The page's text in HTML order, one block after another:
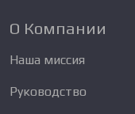
О Компании
Наша миссия
Руководство